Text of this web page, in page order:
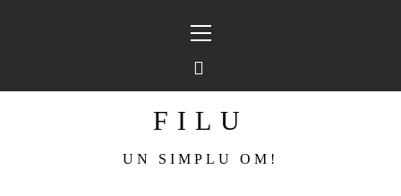
principal
FILU
UN SIMPLU OM!